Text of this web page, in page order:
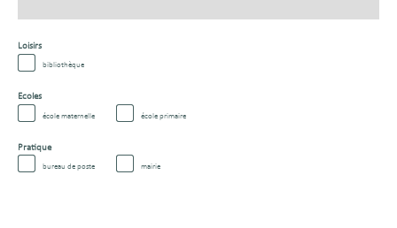
Loisirs
bibliothèque
Ecoles
école maternelle école primaire
Pratique
bureau de poste mairie